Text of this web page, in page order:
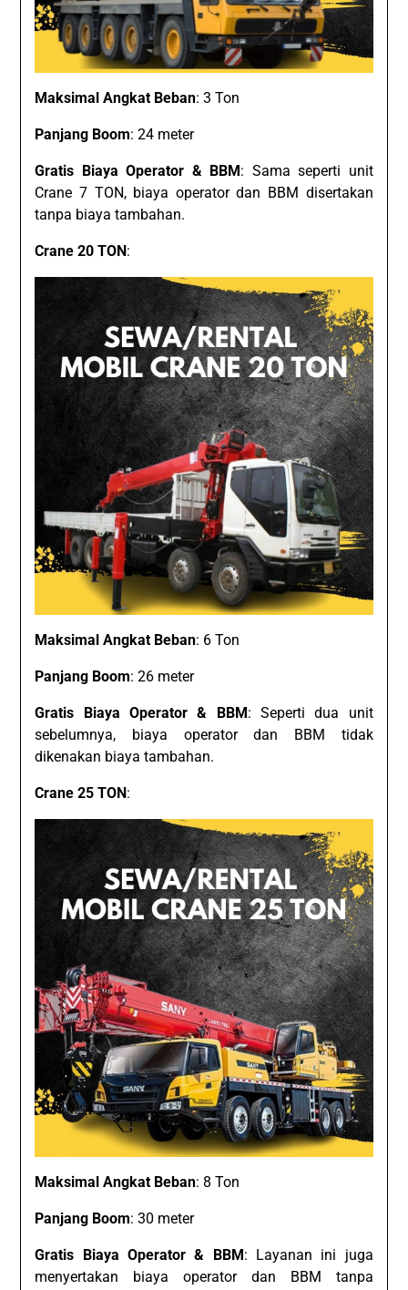
Maksimal Angkat Beban: 3 Ton
Panjang Boom: 24 meter
Gratis Biaya Operator & BBM: Sama seperti unit
Crane 7 TON, biaya operator dan BBM disertakan
tanpa biaya tambahan.
Crane 20 TON:
Maksimal Angkat Beban: 6 Ton
Panjang Boom: 26 meter
Gratis Biaya Operator & BBM: Seperti dua unit
sebelumnya, biaya operator dan BBM tidak
dikenakan biaya tambahan.
Crane 25 TON:
Maksimal Angkat Beban: 8 Ton
Panjang Boom: 30 meter
Gratis Biaya Operator & BBM : Layanan ini juga
menyertakan biaya operator dan BBM tanpa